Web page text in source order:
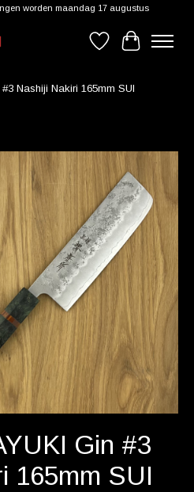
worden maandag 17 augustus
Verlanglijst
Nashiji Nakiri 165mm SUI
slideshow Items
Gin #3
165mm SUI